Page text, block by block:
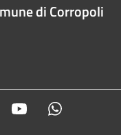
di Corropoli
Twitter Youtube